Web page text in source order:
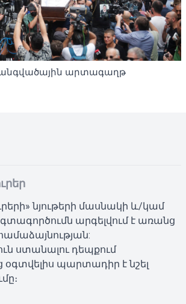
արտագաղթ
նյութերի մասնակի և/կամ
արգելվում է առանց
ստանալու դեպքում
օգտվելիս պարտադիր է նշել